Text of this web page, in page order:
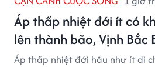
Áp thấp nhiệt đới ít có
lên thành bão, Vịnh
Áp thấp nhiệt đới hầu như ít di